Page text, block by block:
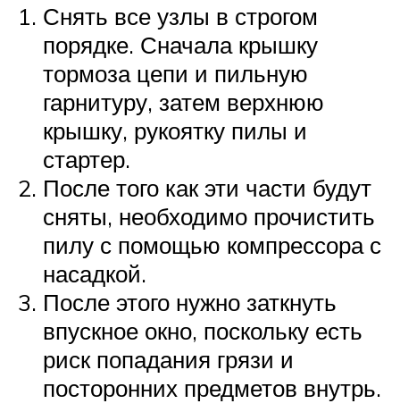
Снять все узлы в строгом
порядке. Сначала крышку
тормоза цепи и пильную
гарнитуру, затем верхнюю
крышку, рукоятку пилы и
стартер.
После того как эти части будут
сняты, необходимо прочистить
пилу с помощью компрессора с
насадкой.
После этого нужно заткнуть
впускное окно, поскольку есть
риск попадания грязи и
посторонних предметов внутрь.